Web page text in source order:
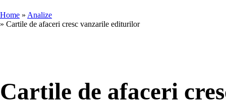
Home » Analize
» Cartile de afaceri cresc vanzarile editurilor
Cartile de afaceri